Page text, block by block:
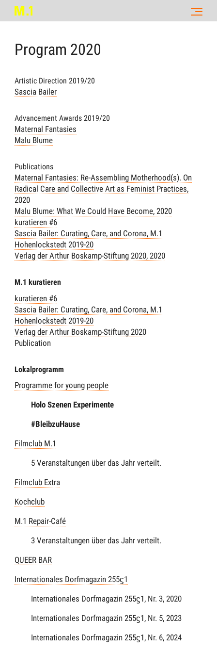
Program 2020
Artistic Direction 2019/20
Sascia Bailer
Advancement Awards 2019/20
Maternal Fantasies
Malu Blume
Publications
Maternal Fantasies: Re-Assembling Motherhood(s). On
Radical Care and Collective Art as Feminist Practices,
2020
Malu Blume: What We Could Have Become, 2020
kuratieren #6
Sascia Bailer: Curating, Care, and Corona, M.1
Hohenlockstedt 2019-20
Verlag der Arthur Boskamp-Stiftung 2020, 2020
M.1 kuratieren
kuratieren #6
Sascia Bailer: Curating, Care, and Corona, M.1
Hohenlockstedt 2019-20
Verlag der Arthur Boskamp-Stiftung 2020
Publication
Lokalprogramm
Programme for young people
Holo Szenen Experimente
#BleibzuHause
Filmclub M.1
5 Veranstaltungen über das Jahr verteilt.
Filmclub Extra
Kochclub
M.1 Repair-Café
3 Veranstaltungen über das Jahr verteilt.
QUEER BAR
Internationales Dorfmagazin 255ϛ1
Internationales Dorfmagazin 255ϛ1, Nr. 3, 2020
Internationales Dorfmagazin 255ϛ1, Nr. 5, 2023
Internationales Dorfmagazin 255ϛ1, Nr. 6, 2024